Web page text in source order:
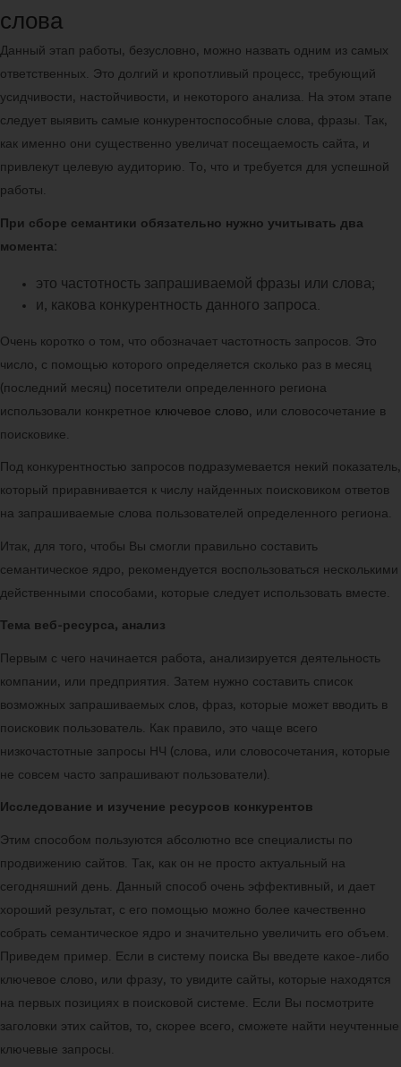
слова
Данный этап работы, безусловно, можно назвать одним из самых
ответственных. Это долгий и кропотливый процесс, требующий
усидчивости, настойчивости, и некоторого анализа. На этом этапе
следует выявить самые конкурентоспособные слова, фразы. Так,
как именно они существенно увеличат посещаемость сайта, и
привлекут целевую аудиторию. То, что и требуется для успешной
работы.
При сборе семантики обязательно нужно учитывать два
момента:
это частотность запрашиваемой фразы или слова;
и, какова конкурентность данного запроса.
Очень коротко о том, что обозначает частотность запросов. Это
число, с помощью которого определяется сколько раз в месяц
(последний месяц) посетители определенного региона
использовали конкретное ключевое слово, или словосочетание в
поисковике.
Под конкурентностью запросов подразумевается некий показатель,
который приравнивается к числу найденных поисковиком ответов
на запрашиваемые слова пользователей определенного региона.
Итак, для того, чтобы Вы смогли правильно составить
семантическое ядро, рекомендуется воспользоваться несколькими
действенными способами, которые следует использовать вместе.
Тема веб-ресурса, анализ
Первым с чего начинается работа, анализируется деятельность
компании, или предприятия. Затем нужно составить список
возможных запрашиваемых слов, фраз, которые может вводить в
поисковик пользователь. Как правило, это чаще всего
низкочастотные запросы НЧ (слова, или словосочетания, которые
не совсем часто запрашивают пользователи).
Исследование и изучение ресурсов конкурентов
Этим способом пользуются абсолютно все специалисты по
продвижению сайтов. Так, как он не просто актуальный на
сегодняшний день. Данный способ очень эффективный, и дает
хороший результат, с его помощью можно более качественно
собрать семантическое ядро и значительно увеличить его объем.
Приведем пример. Если в систему поиска Вы введете какое-либо
ключевое слово, или фразу, то увидите сайты, которые находятся
на первых позициях в поисковой системе. Если Вы посмотрите
заголовки этих сайтов, то, скорее всего, сможете найти неучтенные
ключевые запросы.